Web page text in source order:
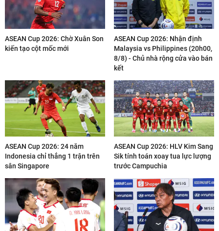
ASEAN Cup 2026: Chờ Xuân Son
kiến tạo cột mốc mới
ASEAN Cup 2026: Nhận định
Malaysia vs Philippines (20h00,
8/8) - Chủ nhà rộng cửa vào bán
kết
ASEAN Cup 2026: 24 năm
Indonesia chỉ thắng 1 trận trên
sân Singapore
ASEAN Cup 2026: HLV Kim Sang
Sik tính toán xoay tua lực lượng
trước Campuchia